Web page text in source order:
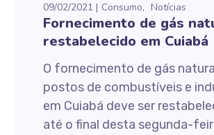
09/02/2021 Consumo Notícias
Fornecimento de gás
restabelecido em Cuiabá
O fornecimento de gás
postos de combustíveis e
em Cuiabá deve ser
até o final desta segunda-